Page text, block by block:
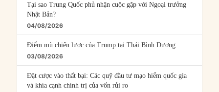
Tại sao Trung Quốc phủ nhận cuộc gặp với Ngoại trưởng
Nhật Bản?
04/08/2026
Điểm mù chiến lược của Trump tại Thái Bình Dương
03/08/2026
Đặt cược vào thất bại: Các quỹ đầu tư mạo hiểm quốc gia
và khía cạnh chính trị của vốn rủi ro